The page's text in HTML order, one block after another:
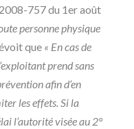
757 du 1er août
personne physique
que « En cas de
prend sans
afin d’en
les effets. Si la
l’autorité visée au 2°